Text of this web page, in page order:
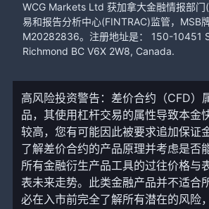
WCG Markets Ltd 获加拿大金融情报部门
易和报告分析中心(FINTRAC)监管，MSB
M20282836。注册地址是： 150-10451
Richmond BC V6X 2W8, Canada.
高风险投资警告：差价合约（CFD）
品，其使用杠杆交易的属性导致本金
较高，您有可能因此被要求追加保证
了解差价合约的产品原理并考虑是否
所有金融衍生产品工具的过往价格与
表未来走势。此类金融产品并不适合
必在入市前完全了解所有潜在的风险